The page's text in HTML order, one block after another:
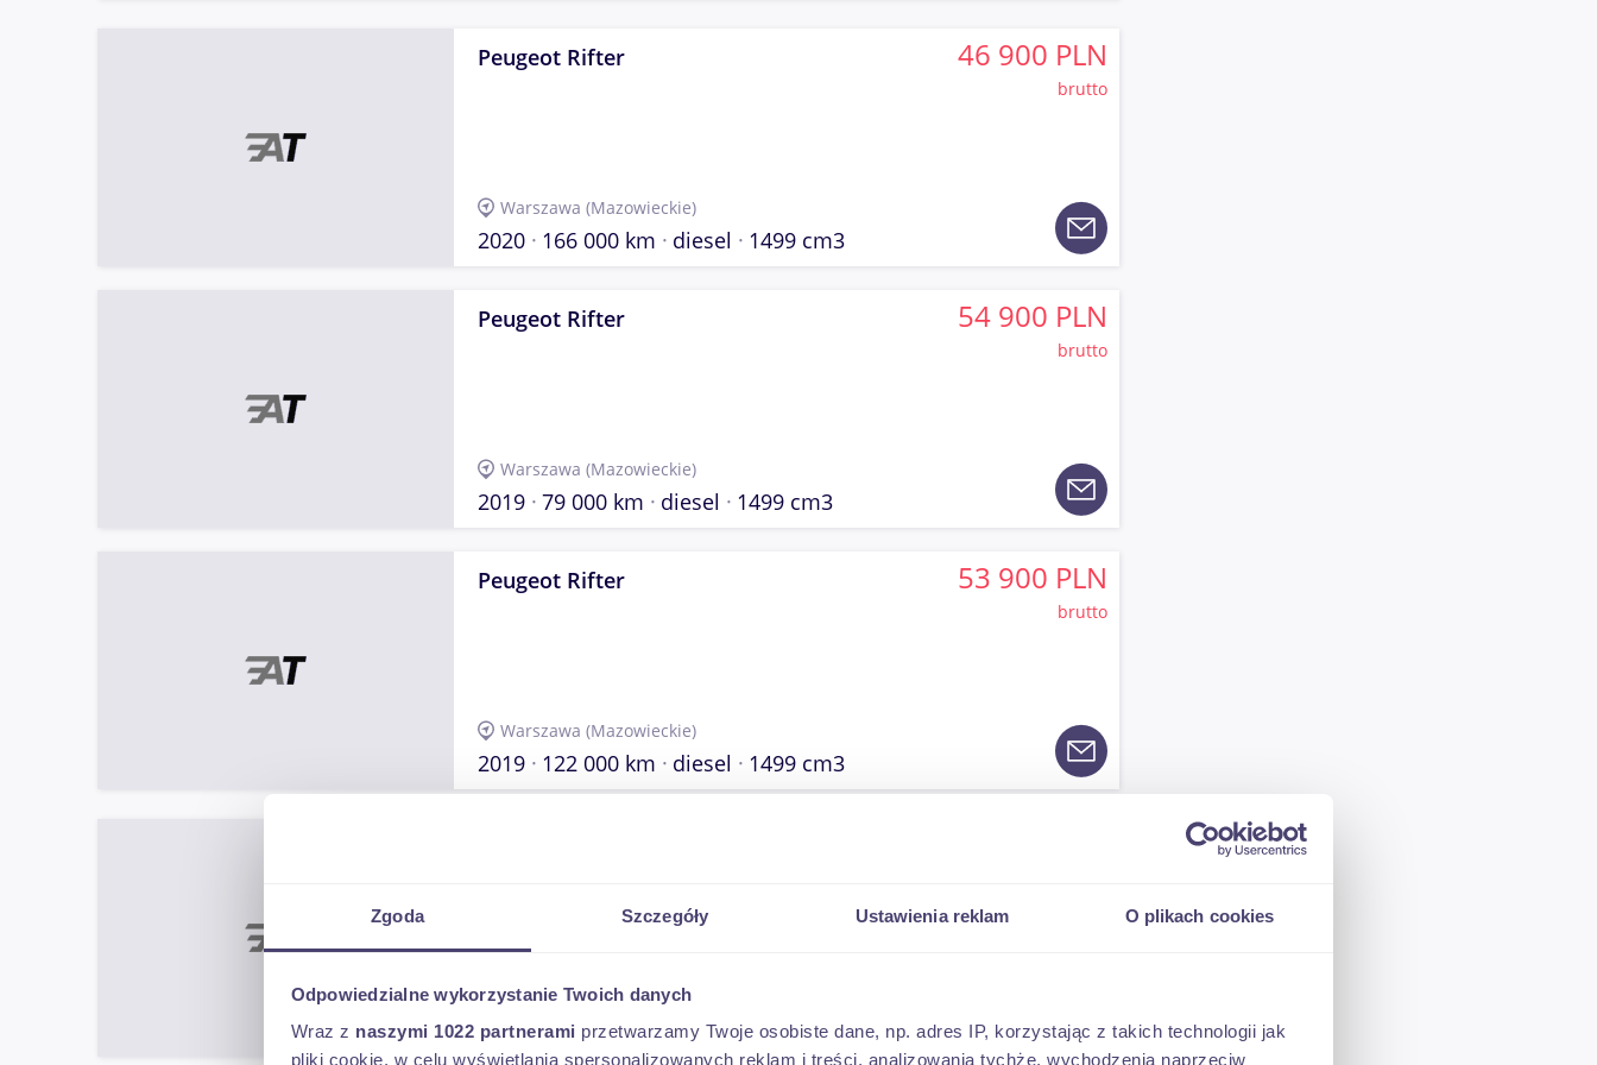
Zgoda Szczegóły Ustawienia reklam O plikach cookies
Odpowiedzialne wykorzystanie Twoich danych
Wraz z naszymi 1022 partnerami przetwarzamy Twoje osobiste dane, np. adres IP, korzystając z takich technologii jak
pliki cookie, w celu wyświetlania spersonalizowanych reklam i treści, analizowania tychże, wychodzenia naprzeciw
Peugeot Rifter 46 900 PLN
brutto
Warszawa (Mazowieckie)
2020 166 000 km diesel 1499 cm3
Peugeot Rifter 54 900 PLN
brutto
Warszawa (Mazowieckie)
2019 79 000 km diesel 1499 cm3
Peugeot Rifter 53 900 PLN
brutto
Warszawa (Mazowieckie)
2019 122 000 km diesel 1499 cm3
(lubelskie)
2002 313 000 km diesel 1997 cm3